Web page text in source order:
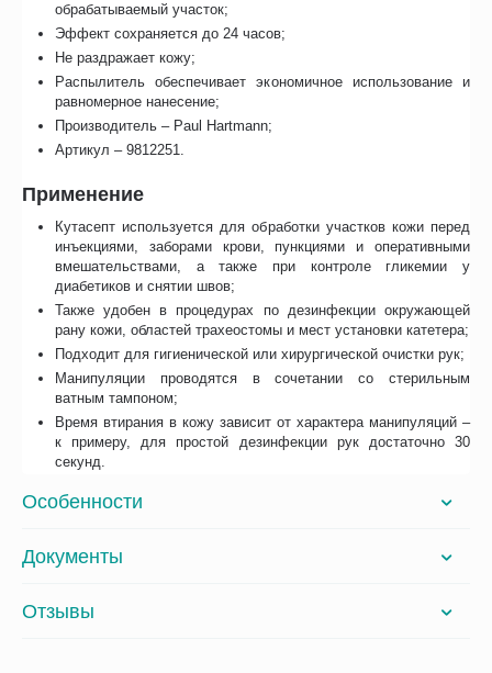
обрабатываемый участок;
Эффект сохраняется до 24 часов;
Не раздражает кожу;
Распылитель обеспечивает экономичное использование и
равномерное нанесение;
Производитель – Paul Hartmann;
Артикул – 9812251.
Применение
Кутасепт используется для обработки участков кожи перед
инъекциями, заборами крови, пункциями и оперативными
вмешательствами, а также при контроле гликемии у
диабетиков и снятии швов;
Также удобен в процедурах по дезинфекции окружающей
рану кожи, областей трахеостомы и мест установки катетера;
Подходит для гигиенической или хирургической очистки рук;
Манипуляции проводятся в сочетании со стерильным
ватным тампоном;
Время втирания в кожу зависит от характера манипуляций –
к примеру, для простой дезинфекции рук достаточно 30
секунд.
Особенности
Документы
Отзывы